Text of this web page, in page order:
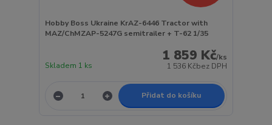
Hobby Boss Ukraine KrAZ-6446 Tractor with
MAZ/ChMZAP-5247G semitrailer + T-62 1/35
1 859 Kč/ks
1 536 Kčbez DPH
Skladem 1 ks
Přidat do košíku